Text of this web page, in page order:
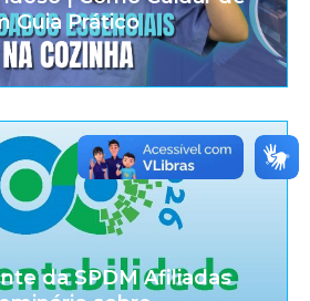
Guia Prático
da SPDM Afiliadas